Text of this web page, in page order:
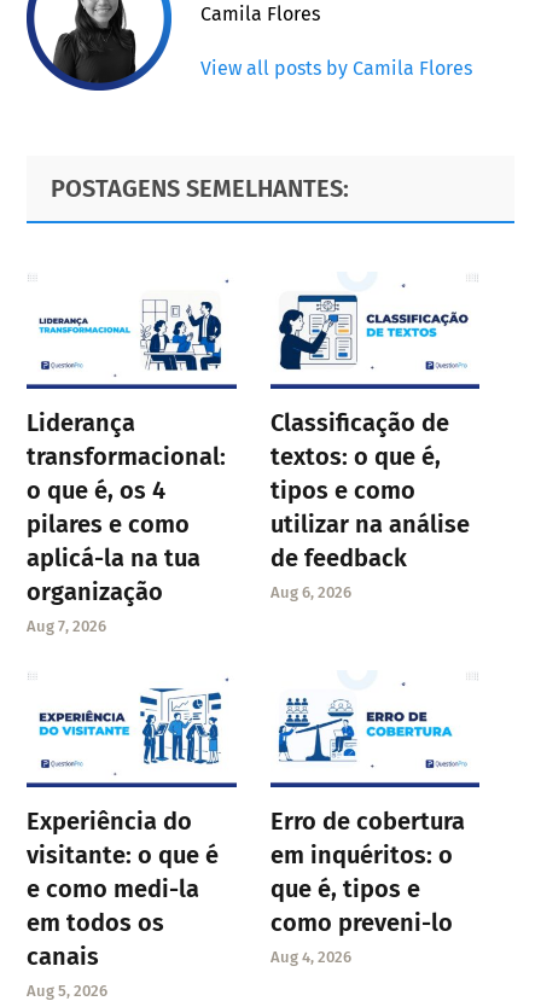
Camila Flores
View all posts by Camila Flores
Primary
Sidebar
Footer
POSTAGENS SEMELHANTES:
Liderança
transformacional:
o que é, os 4
pilares e como
aplicá-la na tua
organização
Aug 7, 2026
Classificação de
textos: o que é,
tipos e como
utilizar na análise
de feedback
Aug 6, 2026
Experiência do
visitante: o que é
e como medi-la
em todos os
canais
Aug 5, 2026
Erro de cobertura
em inquéritos: o
que é, tipos e
como preveni-lo
Aug 4, 2026